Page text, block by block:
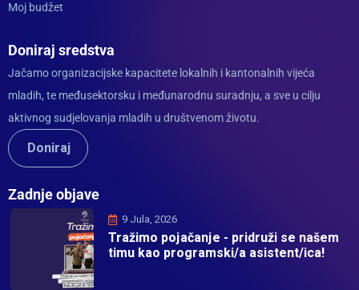
Moj budžet
Doniraj sredstva
Jačamo organizacijske kapacitete lokalnih i kantonalnih vijeća
mladih, te međusektorsku i međunarodnu suradnju, a sve u cilju
aktivnog sudjelovanja mladih u društvenom životu.
Doniraj
Zadnje objave
9 Jula, 2026
Tražimo pojačanje - pridruži se našem
timu kao programski/a asistent/ica!